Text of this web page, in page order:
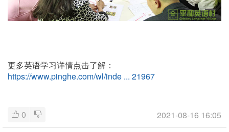
更多英语学习详情点击了解：
https://www.pinghe.com/wl/inde ... 21967
0
2021-08-16 16:05